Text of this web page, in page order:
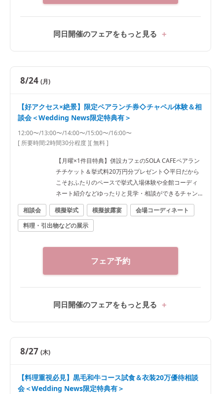
同日開催のフェアをもっと見る
8/24 (月)
【好アクセス×絶景】限定ペアランチ券◇チャペル体験＆相
談会＜Wedding News限定特典有＞
12:00〜/13:00〜/14:00〜/15:00〜/16:00〜
[ 所要時間:2時間30分程度][ 無料 ]
【月曜×1件目特典】併設カフェのSOLA CAFEペアラン
チチケット＆挙式料20万円分プレゼント◇平日だから
こそおふたりのペースで挙式入場体験や全館コーディ
ネート紹介などゆったりと見学・相談ができるチャン
ス♪
相談会 模擬挙式 模擬披露宴
会場コーディネート
料理・引出物などの展示
フェア予約
同日開催のフェアをもっと見る
8/27 (木)
【料理重視必見】黒毛和牛コース試食＆衣装20万優待相談
会＜Wedding News限定特典有＞